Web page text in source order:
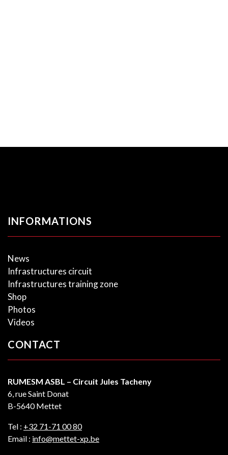
INFORMATIONS
News
Infrastructures circuit
Infrastructures training zone
Shop
Photos
Videos
CONTACT
RUMESM ASBL – Circuit Jules Tacheny
6, rue Saint Donat
B-5640 Mettet
Tel : +32 71-71 00 80
Email : info@mettet-xp.be